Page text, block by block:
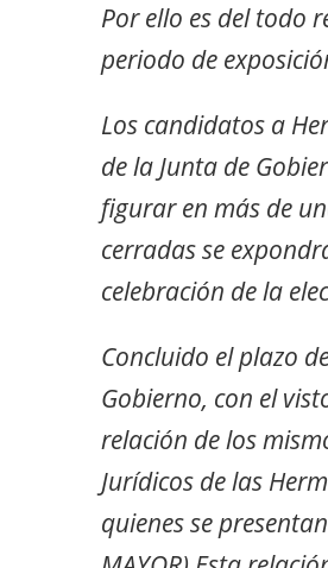
Por ello es del todo
periodo de
Los candidatos a
de la Junta de
figurar en más de
cerradas se
celebración de la
Concluido el plazo
Gobierno, con el
relación de los
Jurídicos de las
quienes se